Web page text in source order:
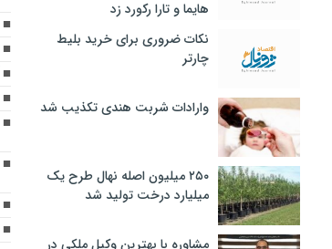
هایما و تارا رکورد زد
نکات ضروری برای خرید بلیط
چارتر
وارادات شربت هندی تکذیب شد
۲۵۰ میلیون اصله نهال طرح یک
میلیارد درخت تولید شد
مشاوره با بهترین وکیل ملکی در